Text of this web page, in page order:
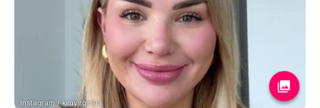
Instagram / kimvirginiaa